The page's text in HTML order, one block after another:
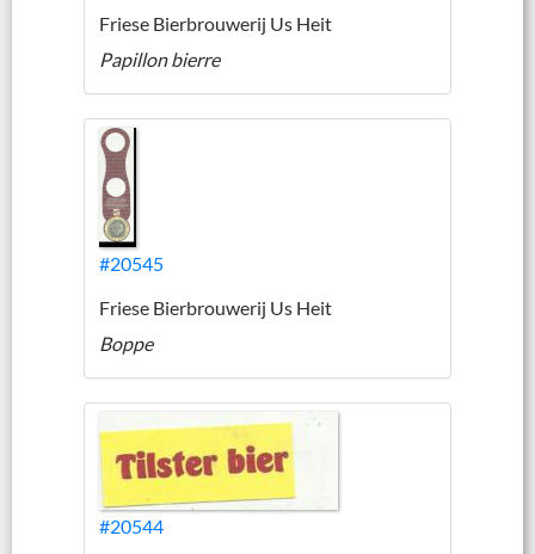
Friese Bierbrouwerij Us Heit
Papillon bierre
#20545
Friese Bierbrouwerij Us Heit
Boppe
#20544